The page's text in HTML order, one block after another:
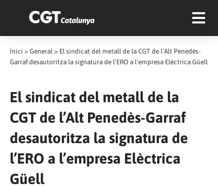
Inici > General > El sindicat del metall de la CGT de l’Alt Penedès-
Garraf desautoritza la signatura de l’ERO a l’empresa Elèctrica Güell
El sindicat del metall de la
CGT de l’Alt Penedès-Garraf
desautoritza la signatura de
l’ERO a l’empresa Elèctrica
Güell